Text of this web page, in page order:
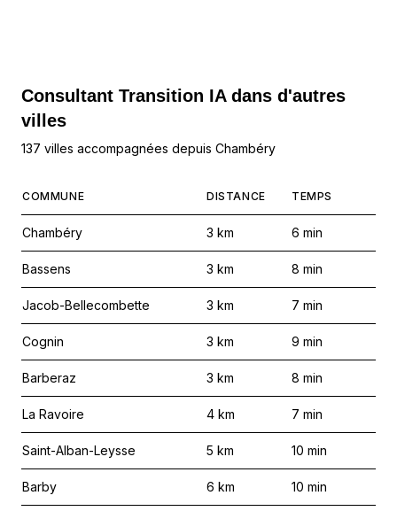
Consultant Transition IA dans d'autres
villes
137 villes accompagnées depuis Chambéry
COMMUNE DISTANCE TEMPS
Chambéry 3 km 6 min
Bassens 3 km 8 min
Jacob-Bellecombette 3 km 7 min
Cognin 3 km 9 min
Barberaz 3 km 8 min
La Ravoire 4 km 7 min
Saint-Alban-Leysse 5 km 10 min
Barby 6 km 10 min